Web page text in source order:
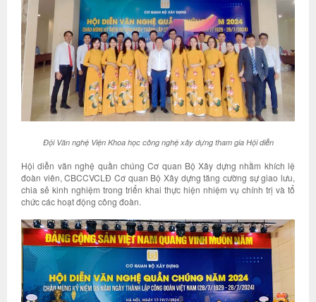
Đội Văn nghệ Viện Khoa học công nghệ xây dựng tham gia Hội diễn
Hội diễn văn nghệ quần chúng Cơ quan Bộ Xây dựng nhằm khích lệ
đoàn viên, CBCCVCLĐ Cơ quan Bộ Xây dựng tăng cường sự giao lưu,
chia sẻ kinh nghiệm trong triển khai thực hiện nhiệm vụ chính trị và tổ
chức các hoạt động công đoàn.